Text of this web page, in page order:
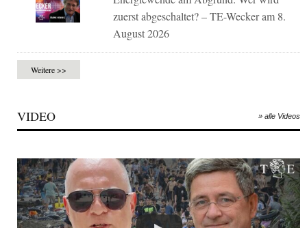
zuerst abgeschaltet? – TE-Wecker am 8.
August 2026
Weitere >>
VIDEO » alle Videos